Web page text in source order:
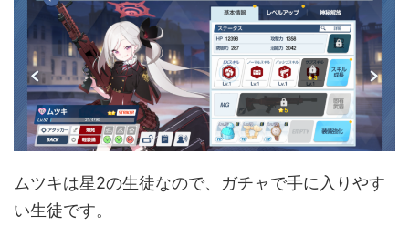
ムツキは星2の生徒なので、ガチャで手に入りやす
い生徒です。